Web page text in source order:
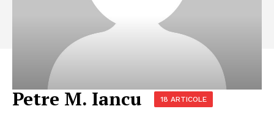
Petre M. Iancu 18 ARTICOLE